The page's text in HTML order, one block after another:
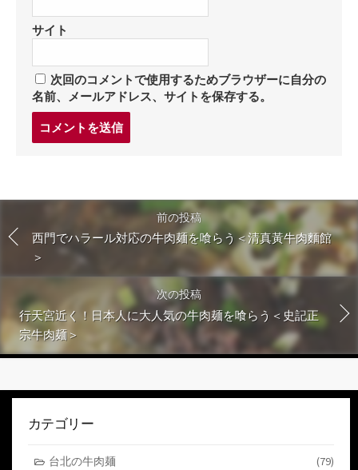
サイト
次回のコメントで使用するためブラウザーに自分の
名前、メールアドレス、サイトを保存する。
る
前の投稿
西門でハラール対応の牛肉麺を喰らう＜清真黃牛肉麵館
＞
次の投稿
行天宮近く！日本人に大人気の牛肉麺を喰らう＜史記正
宗牛肉麺＞
カテゴリー
台北の牛肉麺 (79)